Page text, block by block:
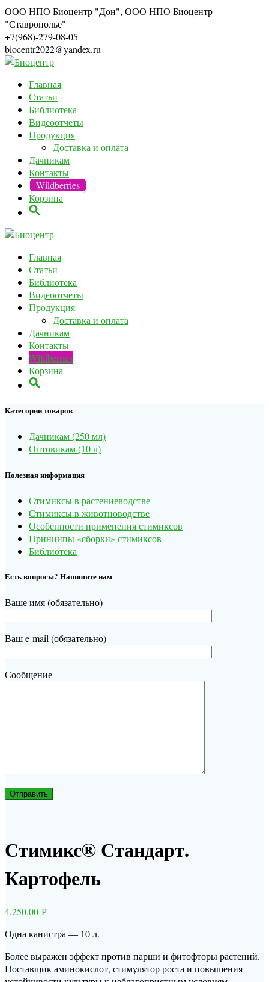
ООО НПО Биоцентр "Дон", ООО НПО Биоцентр
"Ставрополье"
+7(968)-279-08-05
biocentr2022@yandex.ru
Главная
Статьи
Библиотека
Видеоотчеты
Продукция
Доставка и оплата
Дачникам
Контакты
Wildberries
Корзина
Главная
Статьи
Библиотека
Видеоотчеты
Продукция
Доставка и оплата
Дачникам
Контакты
Wildberries
Корзина
Категории товаров
Дачникам (250 мл)
Оптовикам (10 л)
Полезная информация
Стимиксы в растениеводстве
Стимиксы в животноводстве
Особенности применения стимиксов
Принципы «сборки» стимиксов
Библиотека
Есть вопросы? Напишите нам
Ваше имя (обязательно)
Ваш e-mail (обязательно)
Сообщение
Стимикс® Стандарт.
Картофель
4,250.00 Р
Одна канистра — 10 л.
Более выражен эффект против парши и фитофторы растений.
Поставщик аминокислот, стимулятор роста и повышения